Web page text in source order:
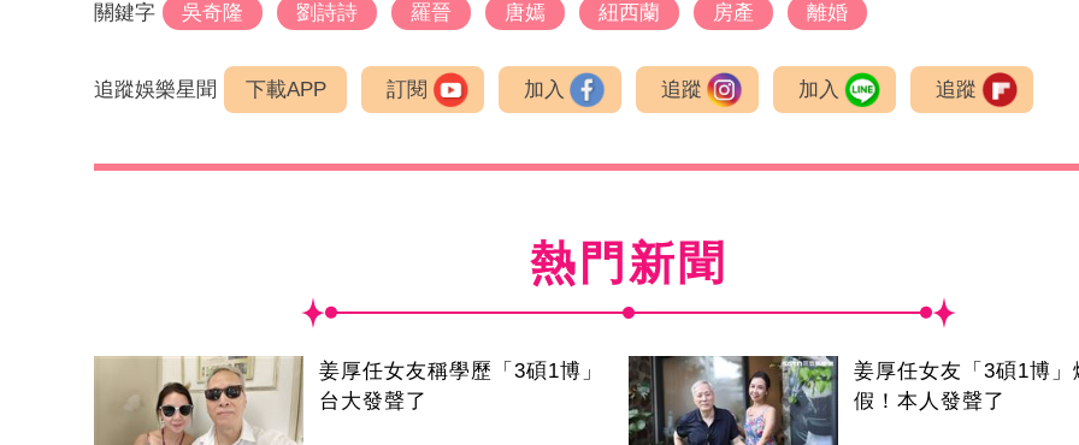
關鍵字 吳奇隆 劉詩詩 羅晉 唐嫣 紐西蘭 房產 離婚
追蹤娛樂星聞 下載APP 訂閱 加入 追蹤 加入 追蹤
熱門新聞
姜厚任女友稱學歷「3碩1博」
台大發聲了
姜厚任女友「3碩1博」
假！本人發聲了